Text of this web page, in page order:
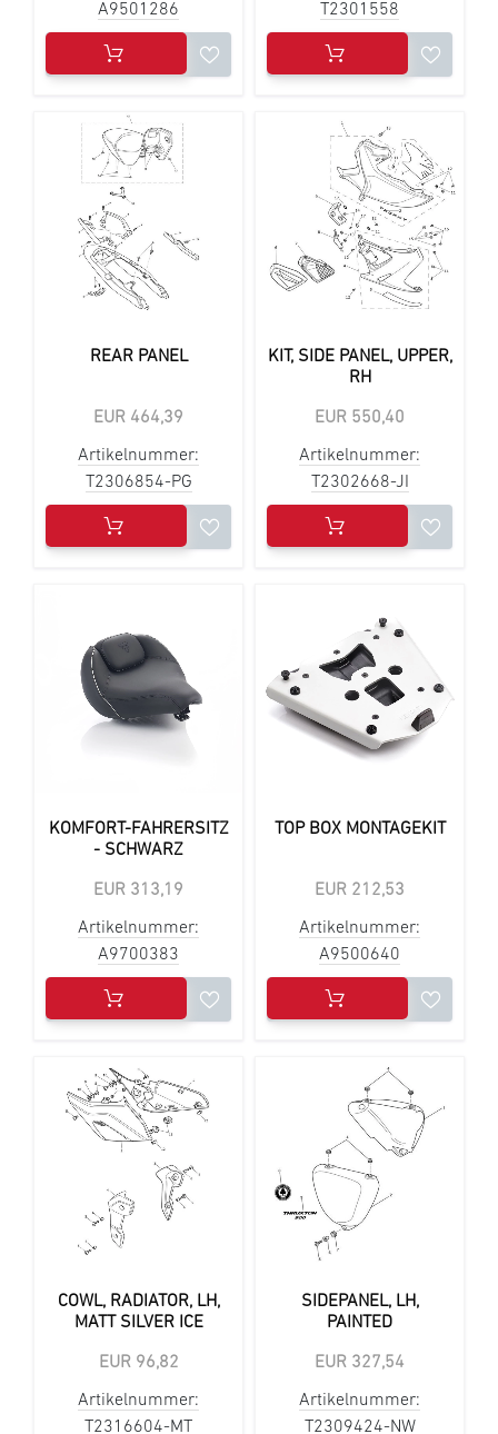
A9501286
T2301558
REAR PANEL
EUR 464,39
Artikelnummer:
T2306854-PG
KIT, SIDE PANEL, UPPER,
RH
EUR 550,40
Artikelnummer:
T2302668-JI
KOMFORT-FAHRERSITZ
- SCHWARZ
EUR 313,19
Artikelnummer:
A9700383
TOP BOX MONTAGEKIT
EUR 212,53
Artikelnummer:
A9500640
COWL, RADIATOR, LH,
MATT SILVER ICE
EUR 96,82
Artikelnummer:
T2316604-MT
SIDEPANEL, LH,
PAINTED
EUR 327,54
Artikelnummer:
T2309424-NW